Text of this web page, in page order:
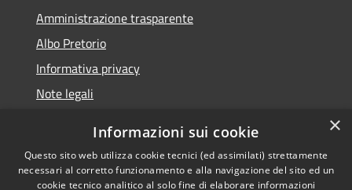
Amministrazione trasparente
Albo Pretorio
Informativa privacy
Note legali
Whisteblowing
×
Informazioni sui cookie
Questo sito web utilizza cookie tecnici (ed assimilati) strettamente
necessari al corretto funzionamento e alla navigazione del sito ed un
cookie tecnico analitico al solo fine di elaborare informazioni